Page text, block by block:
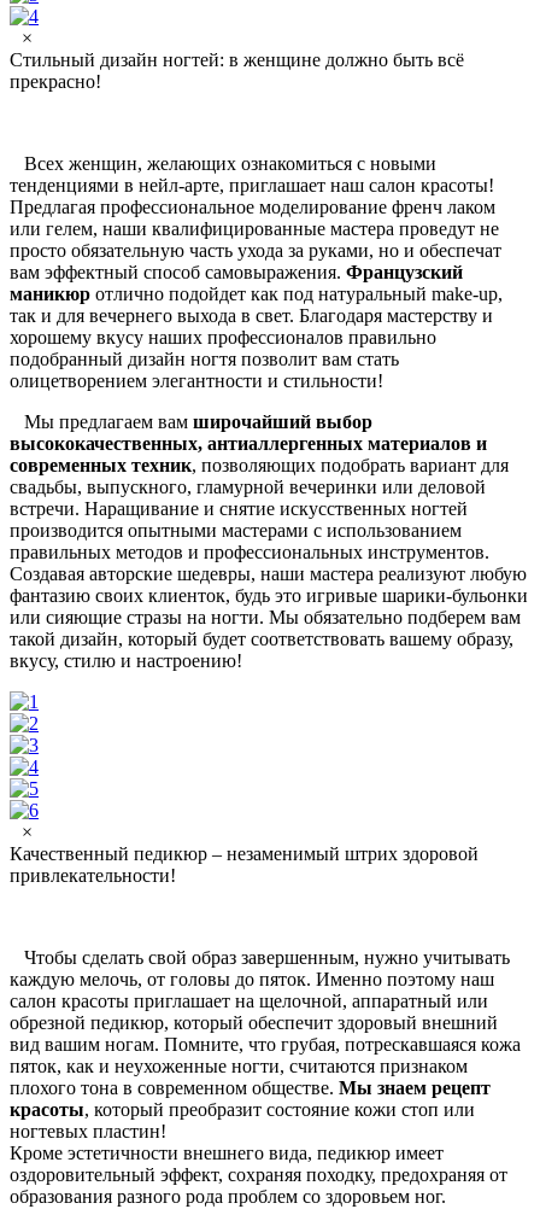
×
Стильный дизайн ногтей: в женщине должно быть всё
прекрасно!
Всех женщин, желающих ознакомиться с новыми
тенденциями в нейл-арте, приглашает наш салон красоты!
Предлагая профессиональное моделирование френч лаком
или гелем, наши квалифицированные мастера проведут не
просто обязательную часть ухода за руками, но и обеспечат
вам эффектный способ самовыражения. Французский
маникюр отлично подойдет как под натуральный make-up,
так и для вечернего выхода в свет. Благодаря мастерству и
хорошему вкусу наших профессионалов правильно
подобранный дизайн ногтя позволит вам стать
олицетворением элегантности и стильности!
Мы предлагаем вам широчайший выбор
высококачественных, антиаллергенных материалов и
современных техник, позволяющих подобрать вариант для
свадьбы, выпускного, гламурной вечеринки или деловой
встречи. Наращивание и снятие искусственных ногтей
производится опытными мастерами с использованием
правильных методов и профессиональных инструментов.
Создавая авторские шедевры, наши мастера реализуют любую
фантазию своих клиенток, будь это игривые шарики-бульонки
или сияющие стразы на ногти. Мы обязательно подберем вам
такой дизайн, который будет соответствовать вашему образу,
вкусу, стилю и настроению!
×
Качественный педикюр – незаменимый штрих здоровой
привлекательности!
Чтобы сделать свой образ завершенным, нужно учитывать
каждую мелочь, от головы до пяток. Именно поэтому наш
салон красоты приглашает на щелочной, аппаратный или
обрезной педикюр, который обеспечит здоровый внешний
вид вашим ногам. Помните, что грубая, потрескавшаяся кожа
пяток, как и неухоженные ногти, считаются признаком
плохого тона в современном обществе. Мы знаем рецепт
красоты, который преобразит состояние кожи стоп или
ногтевых пластин!
Кроме эстетичности внешнего вида, педикюр имеет
оздоровительный эффект, сохраняя походку, предохраняя от
образования разного рода проблем со здоровьем ног.